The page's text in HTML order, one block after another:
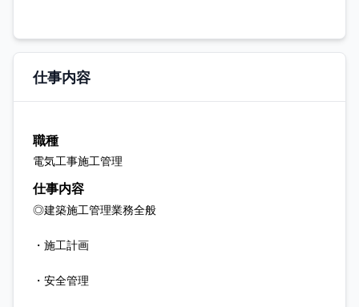
仕事内容
職種
電気工事施工管理
仕事内容
◎建築施工管理業務全般
・施工計画
・安全管理